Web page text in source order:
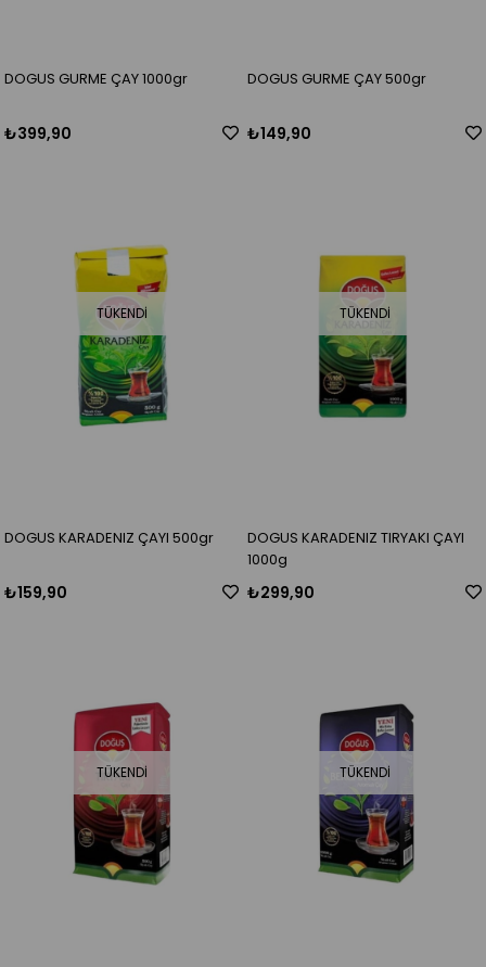
DOGUS GURME ÇAY 1000gr
₺399,90
DOGUS GURME ÇAY 500gr
₺149,90
TÜKENDI
DOGUS KARADENIZ ÇAYI 500gr
₺159,90
TÜKENDI
DOGUS KARADENIZ TIRYAKI ÇAYI
1000g
₺299,90
TÜKENDI TÜKENDI